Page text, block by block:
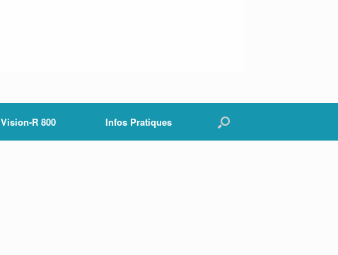
Vision-R 800 Infos Pratiques